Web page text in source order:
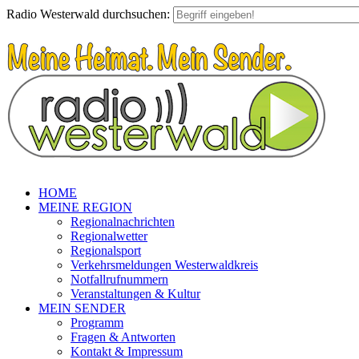
Radio Westerwald durchsuchen:
HOME
MEINE REGION
Regionalnachrichten
Regionalwetter
Regionalsport
Verkehrsmeldungen Westerwaldkreis
Notfallrufnummern
Veranstaltungen & Kultur
MEIN SENDER
Programm
Fragen & Antworten
Kontakt & Impressum